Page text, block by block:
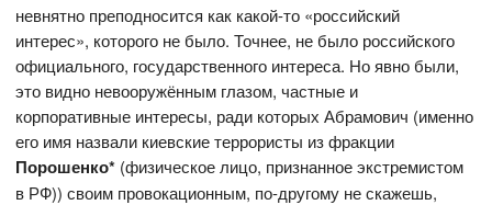
невнятно преподносится как какой-то «российский
интерес», которого не было. Точнее, не было российского
официального, государственного интереса. Но явно были,
это видно невооружённым глазом, частные и
корпоративные интересы, ради которых Абрамович (именно
его имя назвали киевские террористы из фракции
Порошенко* (физическое лицо, признанное экстремистом
в РФ)) своим провокационным, по-другому не скажешь,